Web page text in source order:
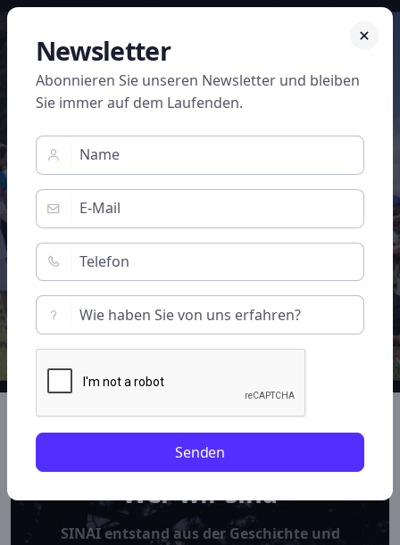
FÜR DIE GENERATIONEN
Wir legen besonderen Wert auf das gesunde
Aufwachsen von Kindern und Jugendlichen.
Wer wir sind
SINAI entstand aus der Geschichte und
Newsletter
Abonnieren Sie unseren Newsletter und bleiben
Sie immer auf dem Laufenden.
Senden